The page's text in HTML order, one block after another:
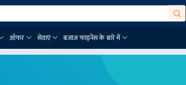
ऑफर सेवाएं बजाज फाइनेंस के बारे में